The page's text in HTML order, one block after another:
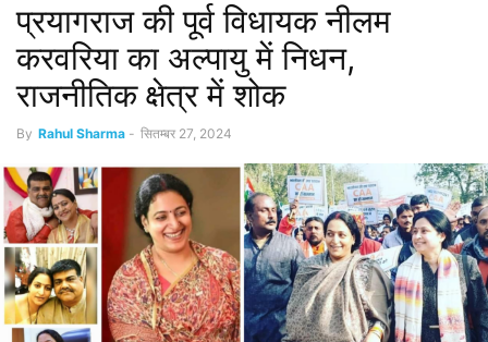
प्रयागराज की पूर्व विधायक नीलम
करवरिया का अल्पायु में निधन,
राजनीतिक क्षेत्र में शोक
By Rahul Sharma - सितम्बर 27, 2024